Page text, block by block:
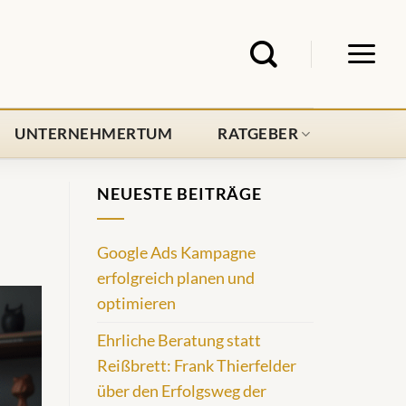
UNTERNEHMERTUM RATGEBER
NEUESTE BEITRÄGE
Google Ads Kampagne
erfolgreich planen und
optimieren
Ehrliche Beratung statt
Reißbrett: Frank Thierfelder
über den Erfolgsweg der